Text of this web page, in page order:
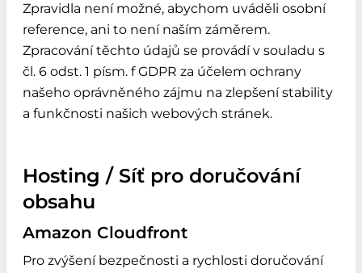
Zpravidla není možné, abychom uváděli osobní
reference, ani to není naším záměrem.
Zpracování těchto údajů se provádí v souladu s
čl. 6 odst. 1 písm. f GDPR za účelem ochrany
našeho oprávněného zájmu na zlepšení stability
a funkčnosti našich webových stránek.
Hosting / Síť pro doručování
obsahu
Amazon Cloudfront
Pro zvýšení bezpečnosti a rychlosti doručování